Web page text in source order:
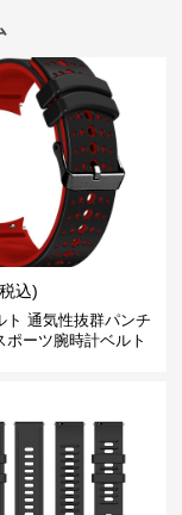
込)
ト 通気性抜群パンチ
ポーツ腕時計ベルト